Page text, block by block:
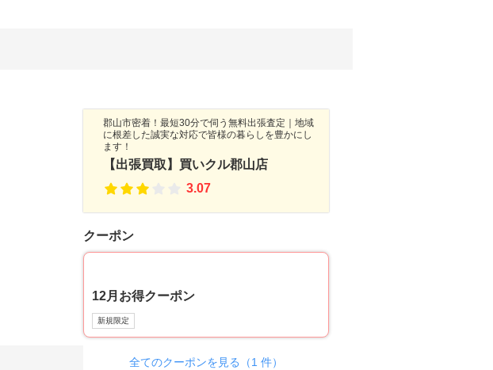
郡山市密着！最短30分で伺う無料出張査定｜地域
に根差した誠実な対応で皆様の暮らしを豊かにし
ます！
【出張買取】買いクル郡山店
3.07
クーポン
12月お得クーポン
新規限定
全てのクーポンを見る（1 件）